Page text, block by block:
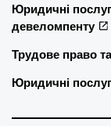
Юридичні
девеломпенту
Трудове право
Юридичні